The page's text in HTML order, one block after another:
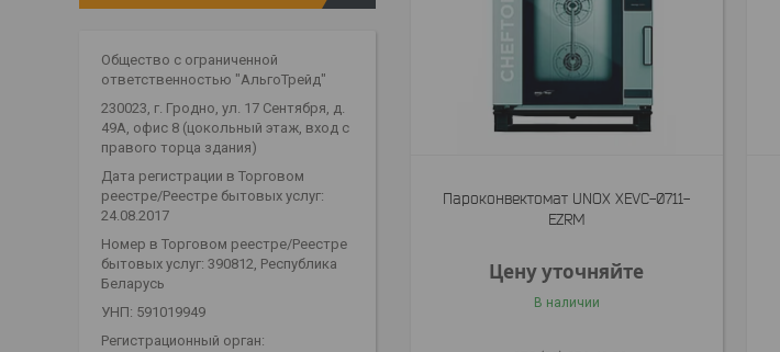
Пароконвектомат UNOX XEVC-0711-
EZRM
Цену уточняйте
В наличии
Общество с ограниченной
ответственностью "АльгоТрейд"
230023, г. Гродно, ул. 17 Сентября, д.
49А, офис 8 (цокольный этаж, вход с
правого торца здания)
Дата регистрации в Торговом
реестре/Реестре бытовых услуг:
24.08.2017
Номер в Торговом реестре/Реестре
бытовых услуг: 390812, Республика
Беларусь
УНП: 591019949
Регистрационный орган: